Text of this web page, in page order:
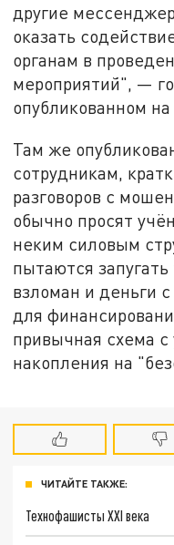
другие
оказать
органам в
мероприятий", —
опубликованном
Там же
сотрудникам,
разговоров с
обычно просят
неким силовым
пытаются
взломан и деньги
для
привычная схема с
накопления на
ЧИТАЙТЕ ТАКЖЕ:
Технофашисты XXI века